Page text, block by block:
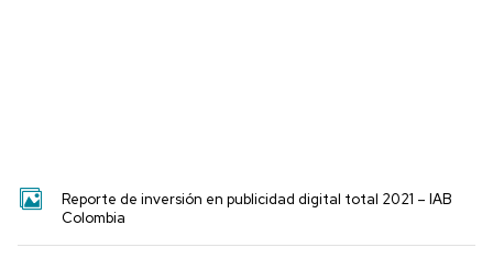
Reporte de inversión en publicidad digital total 2021 – IAB
Colombia